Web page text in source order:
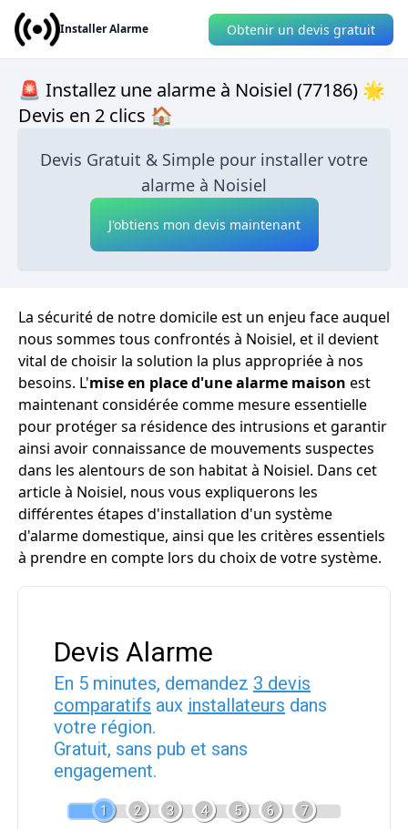
Installer Alarme Obtenir un devis gratuit
🚨 Installez une alarme à Noisiel (77186) 🌟
Devis en 2 clics 🏠
Devis Gratuit & Simple pour installer votre
alarme à Noisiel
J'obtiens mon devis maintenant
La sécurité de notre domicile est un enjeu face auquel
nous sommes tous confrontés à Noisiel, et il devient
vital de choisir la solution la plus appropriée à nos
besoins. L'mise en place d'une alarme maison est
maintenant considérée comme mesure essentielle
pour protéger sa résidence des intrusions et garantir
ainsi avoir connaissance de mouvements suspectes
dans les alentours de son habitat à Noisiel. Dans cet
article à Noisiel, nous vous expliquerons les
différentes étapes d'installation d'un système
d'alarme domestique, ainsi que les critères essentiels
à prendre en compte lors du choix de votre système.
Devis Alarme
En 5 minutes, demandez 3 devis
comparatifs aux installateurs dans
votre région.
Gratuit, sans pub et sans
engagement.
1 2 3 4 5 6 7